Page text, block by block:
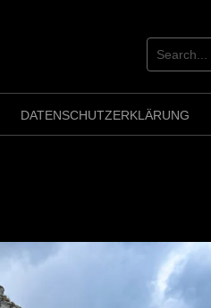
DATENSCHUTZERKLÄRUNG